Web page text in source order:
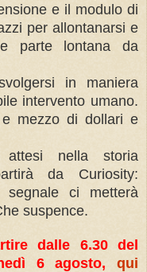
e il modulo di
per allontanarsi e
parte lontana da
in maniera
intervento umano.
mezzo di dollari e
nella storia
da Curiosity:
segnale ci metterà
suspence.
dalle 6.30 del
6 agosto, qui